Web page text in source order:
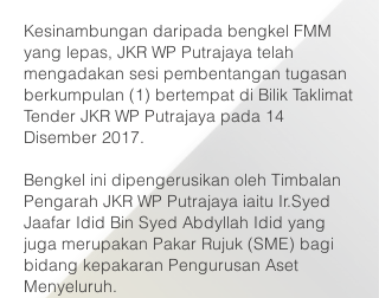
Kesinambungan daripada bengkel FMM
yang lepas, JKR WP Putrajaya telah
mengadakan sesi pembentangan tugasan
berkumpulan (1) bertempat di Bilik Taklimat
Tender JKR WP Putrajaya pada 14
Disember 2017.
Bengkel ini dipengerusikan oleh Timbalan
Pengarah JKR WP Putrajaya iaitu Ir.Syed
Jaafar Idid Bin Syed Abdyllah Idid yang
juga merupakan Pakar Rujuk (SME) bagi
bidang kepakaran Pengurusan Aset
Menyeluruh.